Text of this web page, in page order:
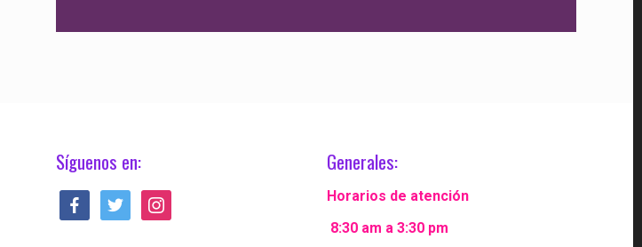
Síguenos en:
facebooktwitter instagram
Generales:
Horarios de atención
8:30 am a 3:30 pm